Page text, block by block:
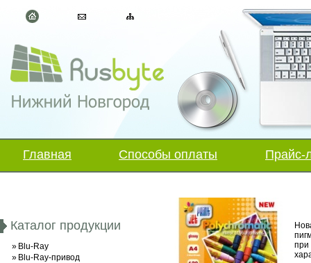
Главная Способы оплаты Прайс-
Каталог продукции
» Blu-Ray
» Blu-Ray-привод
при